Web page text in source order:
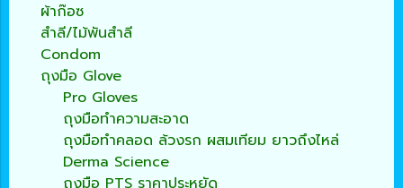
ผ้าก๊อซ
สำลี/ไม้พันสำลี
Condom
ถุงมือ Glove
Pro Gloves
ถุงมือทำความสะอาด
ถุงมือทำคลอด ล้วงรก ผสมเทียม ยาวถึงไหล่
Derma Science